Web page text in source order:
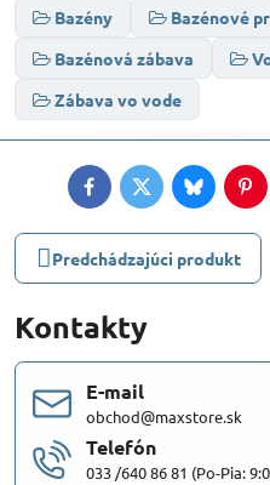
Bazény
Bazénové
Bazénová zábava
Zábava vo vode
FacebookTwitterBluesky
Predchádzajúci produkt
Kontakty
E-mail
obchod@maxstore.sk
Telefón
033 /640 86 81 (Po-Pia: